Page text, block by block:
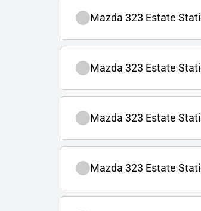
Mazda 323 Estate
Mazda 323 Estate
Mazda 323 Estate
Mazda 323 Estate